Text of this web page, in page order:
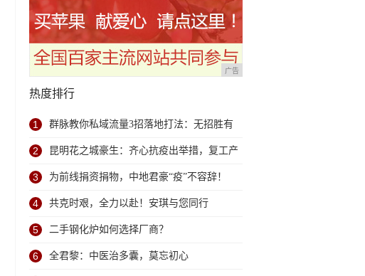
广告
热度排行
1 群脉教你私域流量3招落地打法：无招胜有
招，笑傲江湖
2 昆明花之城豪生：齐心抗疫出举措，复工产
品“新”升级
3 为前线捐资捐物，中地君豪“疫”不容辞！
4 共克时艰，全力以赴！安琪与您同行
5 二手钢化炉如何选择厂商？
6 全君黎：中医治多囊，莫忘初心